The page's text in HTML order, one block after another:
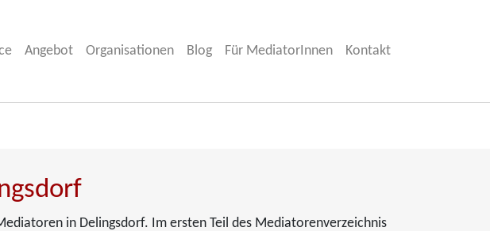
Angebot Organisationen Blog Für MediatorInnen Kontakt
in Delingsdorf. Im ersten Teil des Mediatorenverzeichnis